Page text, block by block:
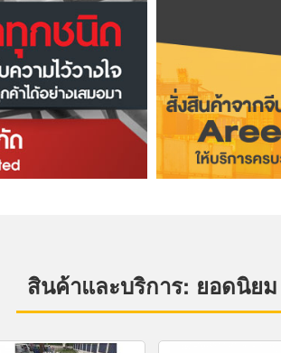
สินค้าและบริการ: ยอดนิยม